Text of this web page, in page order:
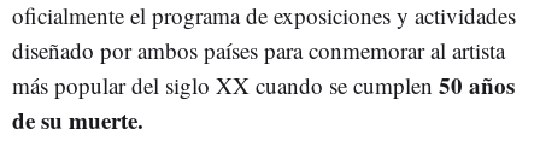
oficialmente el programa de exposiciones y actividades
diseñado por ambos países para conmemorar al artista
más popular del siglo XX cuando se cumplen 50 años
de su muerte.